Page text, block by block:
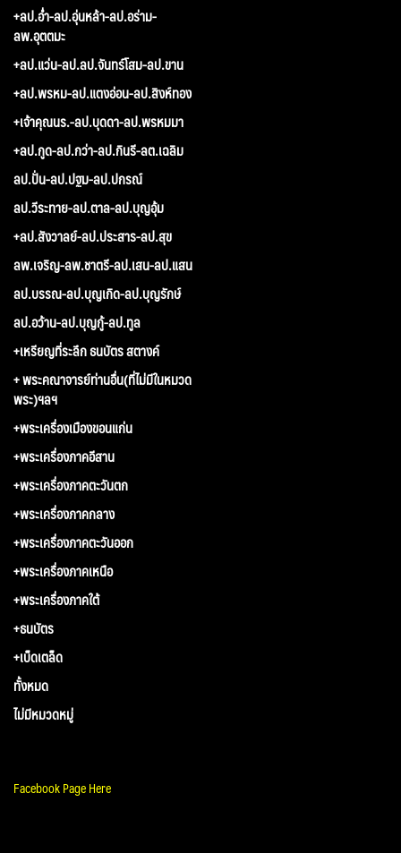
+ลป.อ่ำ-ลป.อุ่นหล้า-ลป.อร่าม-
ลพ.อุตตมะ
+ลป.แว่น-ลป.ลป.จันทร์โสม-ลป.ขาน
+ลป.พรหม-ลป.แตงอ่อน-ลป.สิงห์ทอง
+เจ้าคุณนร.-ลป.บุดดา-ลป.พรหมมา
+ลป.กูด-ลป.กว่า-ลป.กินรี-ลต.เฉลิม
ลป.ปั่น-ลป.ปฐม-ลป.ปกรณ์
ลป.วีระทาย-ลป.ตาล-ลป.บุญอุ้ม
+ลป.สังวาลย์-ลป.ประสาร-ลป.สุข
ลพ.เจริญ-ลพ.ชาตรี-ลป.เสน-ลป.แสน
ลป.บรรณ-ลป.บุญเกิด-ลป.บุญรักษ์
ลป.อว้าน-ลป.บุญกู้-ลป.ทูล
+เหรียญที่ระลึก ธนบัตร สตางค์
+ พระคณาจารย์ท่านอื่น(ที่ไม่มีในหมวด
พระ)ฯลฯ
+พระเครื่องเมืองขอนแก่น
+พระเครื่องภาคอีสาน
+พระเครื่องภาคตะวันตก
+พระเครื่องภาคกลาง
+พระเครื่องภาคตะวันออก
+พระเครื่องภาคเหนือ
+พระเครื่องภาคใต้
+ธนบัตร
+เบ็ดเตล็ด
ทั้งหมด
ไม่มีหมวดหมู่
Facebook Page Here